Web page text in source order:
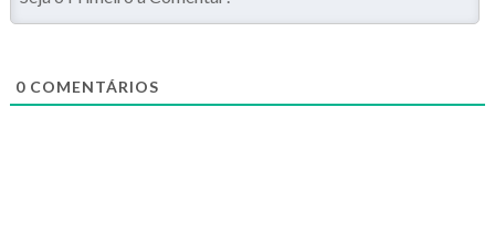
0 COMENTÁRIOS